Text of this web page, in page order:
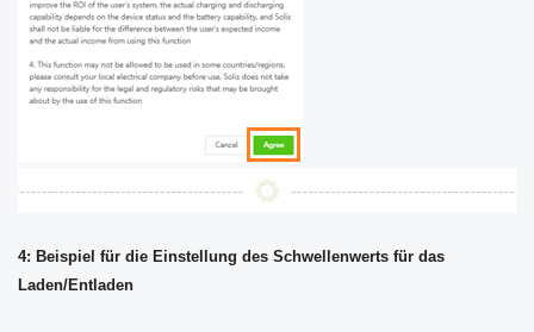
4: Beispiel für die Einstellung des Schwellenwerts für das
Laden/Entladen